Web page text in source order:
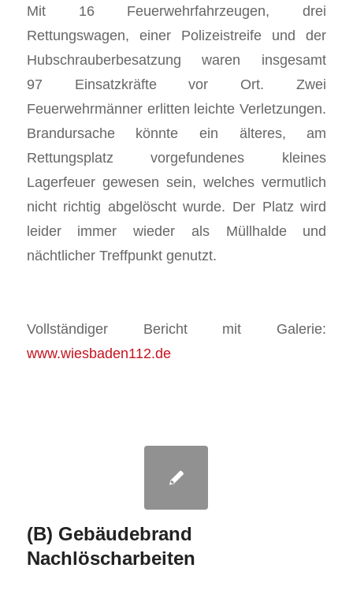
Mit 16 Feuerwehrfahrzeugen, drei
Rettungswagen, einer Polizeistreife und der
Hubschrauberbesatzung waren insgesamt
97 Einsatzkräfte vor Ort. Zwei
Feuerwehrmänner erlitten leichte Verletzungen.
Brandursache könnte ein älteres, am
Rettungsplatz vorgefundenes kleines
Lagerfeuer gewesen sein, welches vermutlich
nicht richtig abgelöscht wurde. Der Platz wird
leider immer wieder als Müllhalde und
nächtlicher Treffpunkt genutzt.
Vollständiger Bericht mit Galerie:
www.wiesbaden112.de
(B) Gebäudebrand
Nachlöscharbeiten